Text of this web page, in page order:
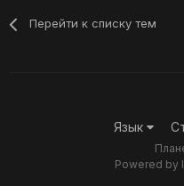
Перейти к списку тем
Язык
Powered by